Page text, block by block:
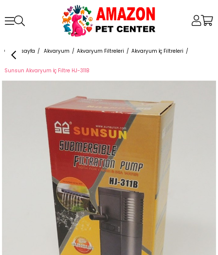
Anasayfa Akvaryum Akvaryum Filtreleri Akvaryum İç Filtreleri
Sunsun Akvaryum İç Filtre HJ-311B